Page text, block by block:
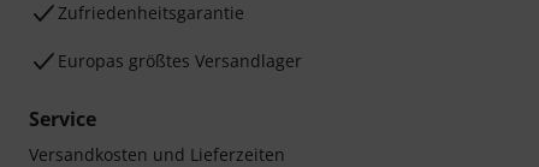
Zufriedenheitsgarantie
Europas größtes Versandlager
Service
Versandkosten und Lieferzeiten